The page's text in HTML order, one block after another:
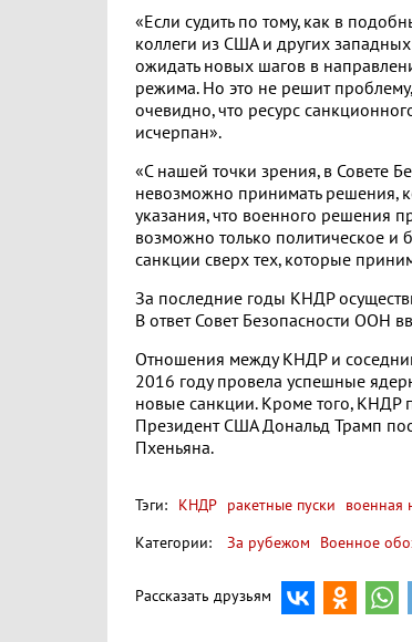
«Если судить по тому, как в
коллеги из США и других
ожидать новых шагов в
режима. Но это не решит
очевидно, что ресурс
исчерпан».
«С нашей точки зрения, в Совете
невозможно принимать решения,
указания, что военного решения
возможно только политическое
санкции сверх тех, которые
За последние годы КНДР
В ответ Совет Безопасности ООН
Отношения между КНДР и
2016 году провела успешные
новые санкции. Кроме того, КНДР
Президент США Дональд Трамп
Пхеньяна.
Тэги: КНДР ракетные пуски
военная
Категории:
За рубежом Военное
Рассказать друзьям